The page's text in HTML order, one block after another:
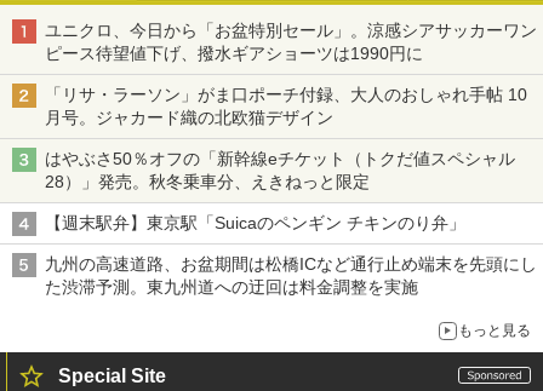
ユニクロ、今日から「お盆特別セール」。涼感シアサッカーワン
ピース待望値下げ、撥水ギアショーツは1990円に
「リサ・ラーソン」がま口ポーチ付録、大人のおしゃれ手帖 10
月号。ジャカード織の北欧猫デザイン
はやぶさ50％オフの「新幹線eチケット（トクだ値スペシャル
28）」発売。秋冬乗車分、えきねっと限定
【週末駅弁】東京駅「Suicaのペンギン チキンのり弁」
九州の高速道路、お盆期間は松橋ICなど通行止め端末を先頭にし
た渋滞予測。東九州道への迂回は料金調整を実施
もっと見る
Special Site